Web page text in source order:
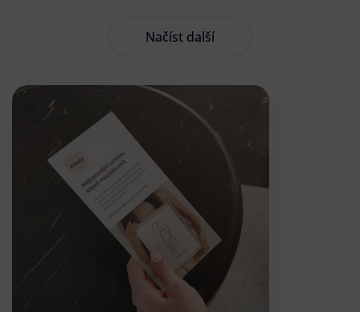
Načíst další